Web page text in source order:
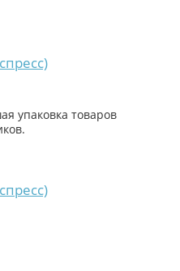
упаковка товаров